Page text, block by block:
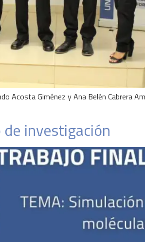
Acosta Giménez y Ana Belén Cabrera
investigación